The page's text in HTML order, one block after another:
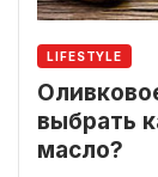
LIFESTYLE
выбрать
масло?